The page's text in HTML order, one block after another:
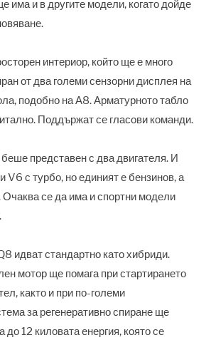
има и в другите модели, когато дойде
интериор, който ще е много
от два големи сензорни дисплея на
подобно на А8. Арматурното табло
Поддържат се гласови команди.
представен с два двигателя. И
V6 с турбо, но единият е бензинов, а
Очаква се да има и спортни модели
идват стандартно като хибриди.
мотор ще помага при стартирането
както и при по-големи
за регенеративно спиране ще
12 киловата енергия, която се